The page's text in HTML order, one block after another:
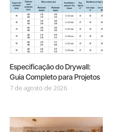
Especificação do Drywall:
Guia Completo para Projetos
7 de agosto de 2026